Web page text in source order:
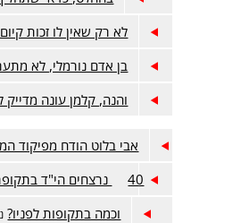
לא רק שאין לו זכות
בן אדם נורמלי, לא
והנה, קלמן עונה
אבי בלוט הודח מפיקוד
40 נרצחים הי"ד בתקופת אבי בלוט
וכמה בתקופות לפניו?